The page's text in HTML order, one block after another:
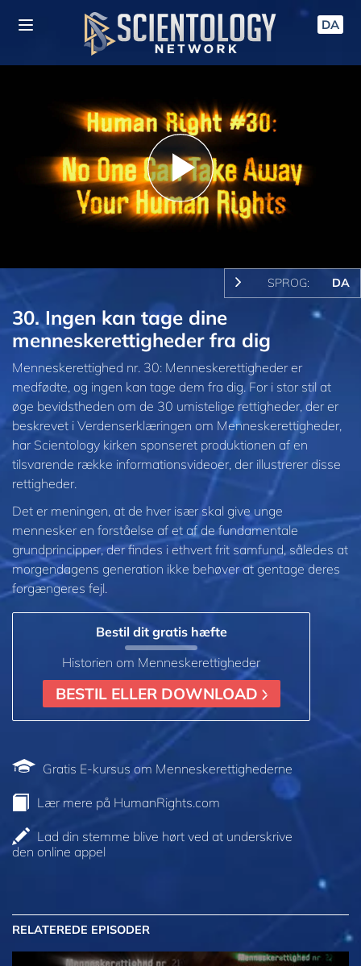
DA
Play
SPROG: DA
30. Ingen kan tage dine
menneskerettigheder fra dig
Menneskerettighed nr. 30: Menneskerettigheder er
medfødte, og ingen kan tage dem fra dig. For i stor stil at
øge bevidstheden om de 30 umistelige rettigheder, der er
beskrevet i Verdenserklæringen om Menneskerettigheder,
har Scientology kirken sponseret produktionen af en
tilsvarende række informationsvideoer, der illustrerer disse
rettigheder.
Det er meningen, at de hver især skal give unge
mennesker en forståelse af et af de fundamentale
grundprincipper, der findes i ethvert frit samfund, således at
morgendagens generation ikke behøver at gentage deres
forgængeres fejl.
Bestil dit gratis hæfte
Historien om Menneskerettigheder
BESTIL ELLER DOWNLOAD
Gratis E-kursus om Menneskerettighederne
Lær mere på HumanRights.com
Lad din stemme blive hørt ved at underskrive
den online appel
RELATEREDE EPISODER